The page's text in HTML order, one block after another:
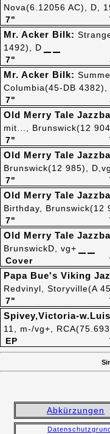
7"
Nova(6.12056 AC), D,
7"
Mr. Acker Bilk:
1492), D
7"
Mr. Acker Bilk:
Columbia(45-DB 4382),
7"
Old Merry Tale
mit..., Brunswick(12
7"
Old Merry Tale
Brunswick(12 985),
7"
Old Merry Tale
Birthday, Brunswick(12
Cover
Old Merry Tale
BrunswickD, vg+
7"
Papa Bue's Viking
Redvinyl, Storyville(A
EP
Spivey,Victoria-
11, m-/vg+,
Abkürzungen